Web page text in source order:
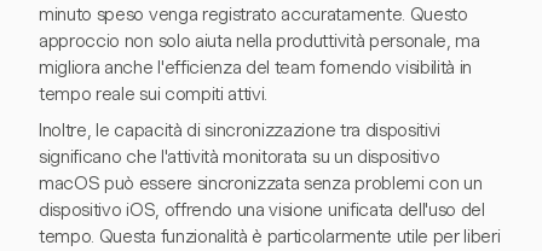
minuto speso venga registrato accuratamente. Questo
approccio non solo aiuta nella produttività personale, ma
migliora anche l'efficienza del team fornendo visibilità in
tempo reale sui compiti attivi.
Inoltre, le capacità di sincronizzazione tra dispositivi
significano che l'attività monitorata su un dispositivo
macOS può essere sincronizzata senza problemi con un
dispositivo iOS, offrendo una visione unificata dell'uso del
tempo. Questa funzionalità è particolarmente utile per liberi